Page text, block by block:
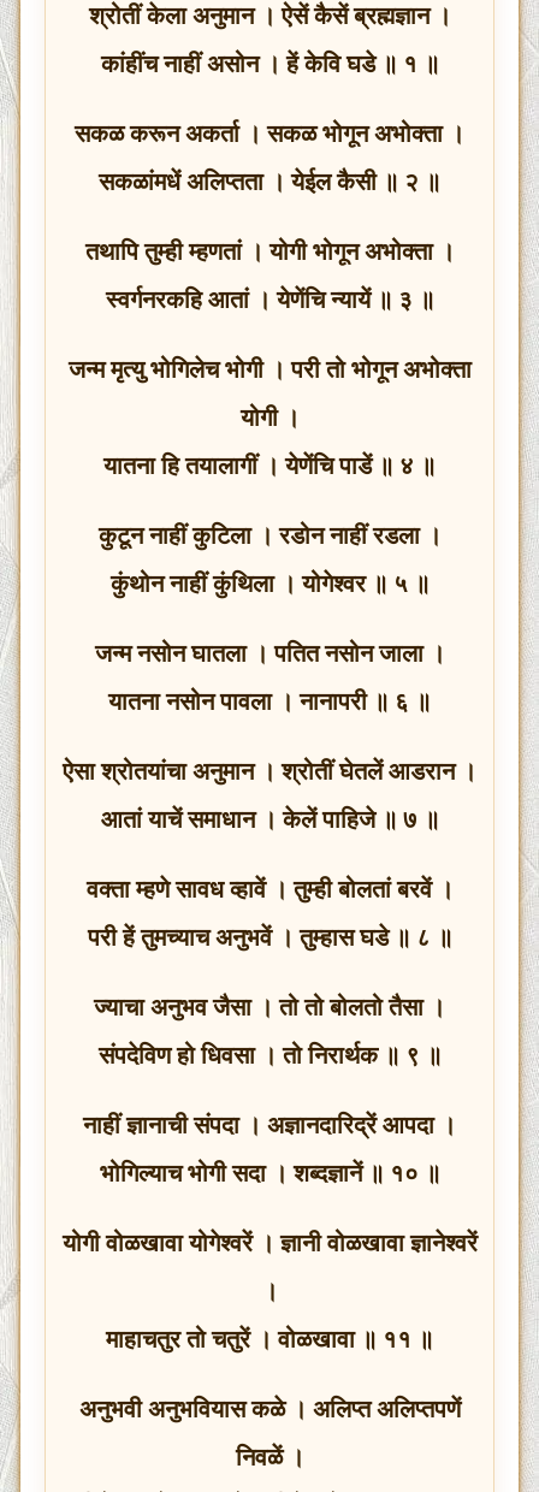
श्रोतीं केला अनुमान । ऐसें कैसें ब्रह्मज्ञान ।
कांहींच नाहीं असोन । हें केवि घडे ॥ १ ॥
सकळ करून अकर्ता । सकळ भोगून अभोक्ता ।
सकळांमधें अलिप्तता । येईल कैसी ॥ २ ॥
तथापि तुम्ही म्हणतां । योगी भोगून अभोक्ता ।
स्वर्गनरकहि आतां । येणेंचि न्यायें ॥ ३ ॥
जन्म मृत्यु भोगिलेच भोगी । परी तो भोगून अभोक्ता
योगी ।
यातना हि तयालागीं । येणेंचि पाडें ॥ ४ ॥
कुटून नाहीं कुटिला । रडोन नाहीं रडला ।
कुंथोन नाहीं कुंथिला । योगेश्वर ॥ ५ ॥
जन्म नसोन घातला । पतित नसोन जाला ।
यातना नसोन पावला । नानापरी ॥ ६ ॥
ऐसा श्रोतयांचा अनुमान । श्रोतीं घेतलें आडरान ।
आतां याचें समाधान । केलें पाहिजे ॥ ७ ॥
वक्ता म्हणे सावध व्हावें । तुम्ही बोलतां बरवें ।
परी हें तुमच्याच अनुभवें । तुम्हास घडे ॥ ८ ॥
ज्याचा अनुभव जैसा । तो तो बोलतो तैसा ।
संपदेविण हो धिवसा । तो निरार्थक ॥ ९ ॥
नाहीं ज्ञानाची संपदा । अज्ञानदारिद्रें आपदा ।
भोगिल्याच भोगी सदा । शब्दज्ञानें ॥ १० ॥
योगी वोळखावा योगेश्वरें । ज्ञानी वोळखावा ज्ञानेश्वरें
।
माहाचतुर तो चतुरें । वोळखावा ॥ ११ ॥
अनुभवी अनुभवियास कळे । अलिप्त अलिप्तपणें
निवळें ।